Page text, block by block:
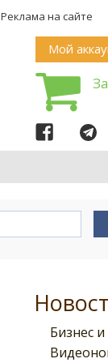
Реклама на сайте
Мой
Бизнес